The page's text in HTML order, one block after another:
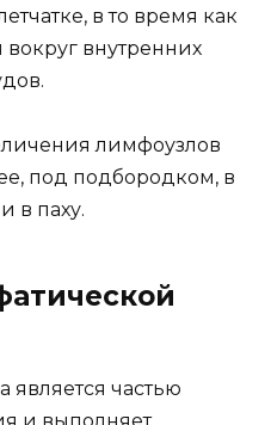
в то время как
внутренних
лимфоузлов
под подбородком, в
в паху.
является частью